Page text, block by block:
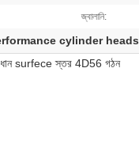
জ্বালানি:
cylinder heads
প্রধান surfece স্তর 4D56 গঠন